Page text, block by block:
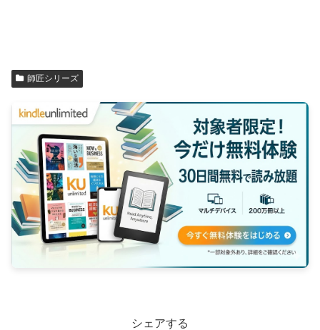
師匠シリーズ
シェアする